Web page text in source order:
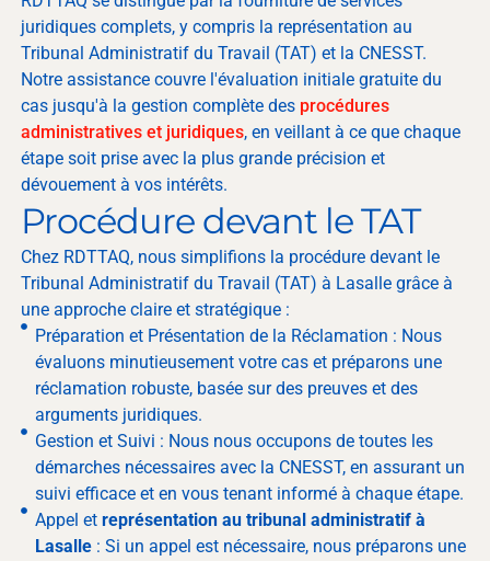
juridiques complets, y compris la représentation au
Tribunal Administratif du Travail (TAT) et la CNESST.
Notre assistance couvre l'évaluation initiale gratuite du
cas jusqu'à la gestion complète des procédures
administratives et juridiques, en veillant à ce que chaque
étape soit prise avec la plus grande précision et
dévouement à vos intérêts.
Procédure devant le TAT
Chez RDTTAQ, nous simplifions la procédure devant le
Tribunal Administratif du Travail (TAT) à Lasalle grâce à
une approche claire et stratégique :
Préparation et Présentation de la Réclamation : Nous
évaluons minutieusement votre cas et préparons une
réclamation robuste, basée sur des preuves et des
arguments juridiques.
Gestion et Suivi : Nous nous occupons de toutes les
démarches nécessaires avec la CNESST, en assurant un
suivi efficace et en vous tenant informé à chaque étape.
Appel et représentation au tribunal administratif à
Lasalle: Si un appel est nécessaire, nous préparons une